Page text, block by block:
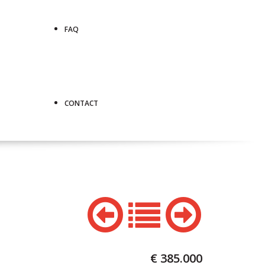
FAQ
CONTACT
€ 385.000